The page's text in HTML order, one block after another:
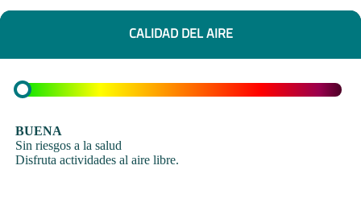
CALIDAD DEL AIRE
BUENA
Sin riesgos a la salud
Disfruta actividades al aire libre.